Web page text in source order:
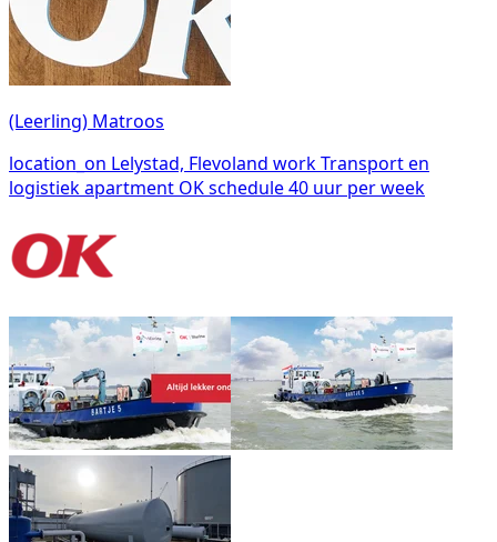
(Leerling) Matroos
location_on Lelystad, Flevoland workTransport en
logistiekapartment OKschedule40 uur per week